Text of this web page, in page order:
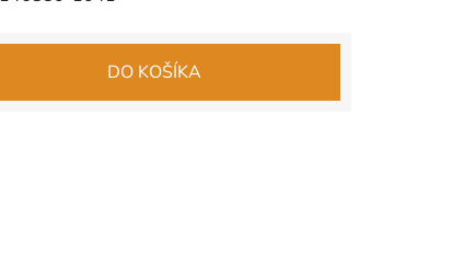
DO KOŠÍKA